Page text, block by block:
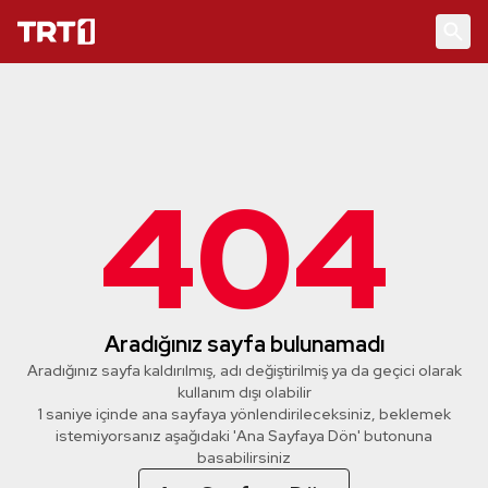
404
Aradığınız sayfa bulunamadı
Aradığınız sayfa kaldırılmış, adı değiştirilmiş ya da geçici olarak
kullanım dışı olabilir
1 saniye içinde ana sayfaya yönlendirileceksiniz, beklemek
istemiyorsanız aşağıdaki 'Ana Sayfaya Dön' butonuna
basabilirsiniz